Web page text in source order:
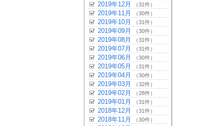
2019年12月 （31件）
2019年11月 （30件）
2019年10月 （31件）
2019年09月 （30件）
2019年08月 （31件）
2019年07月 （31件）
2019年06月 （30件）
2019年05月 （31件）
2019年04月 （30件）
2019年03月 （32件）
2019年02月 （28件）
2019年01月 （31件）
2018年12月 （31件）
2018年11月 （30件）